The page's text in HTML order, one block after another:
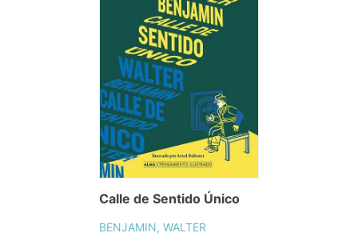
Calle de Sentido Único
BENJAMIN, WALTER